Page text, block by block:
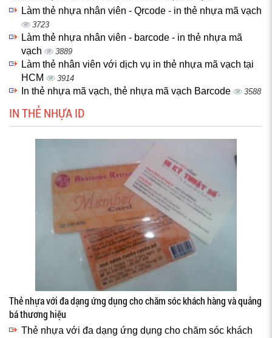
Làm thẻ nhựa nhân viên - Qrcode - in thẻ nhựa mã vạch
3723
Làm thẻ nhựa nhân viên - barcode - in thẻ nhựa mã
vạch
3889
Làm thẻ nhân viên với dịch vụ in thẻ nhựa mã vạch tại
HCM
3914
In thẻ nhựa mã vạch, thẻ nhựa mã vạch Barcode 3588
IN THẺ NHỰA ID
Thẻ nhựa với đa dạng ứng dụng cho chăm sóc khách hàng và quảng
bá thương hiệu
Thẻ nhựa với đa dạng ứng dụng cho chăm sóc khách